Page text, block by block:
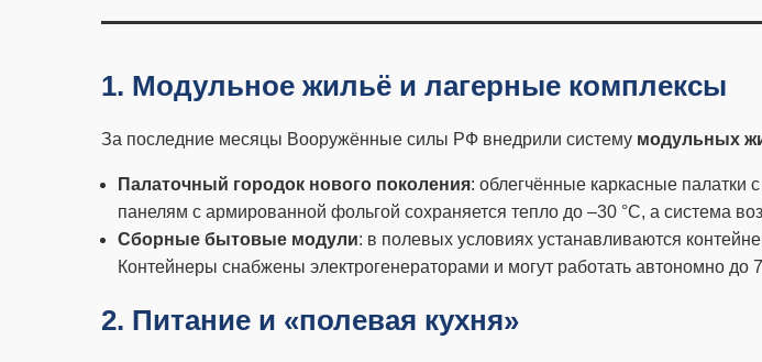
1. Модульное жильё и лагерные комплексы
За последние месяцы Вооружённые силы РФ внедрили систему модульных
Палаточный городок нового поколения: облегчённые каркасные палатки
панелям с армированной фольгой сохраняется тепло до –30 °C, а система
Сборные бытовые модули: в полевых условиях устанавливаются
Контейнеры снабжены электрогенераторами и могут работать автономно до
2. Питание и «полевая кухня»